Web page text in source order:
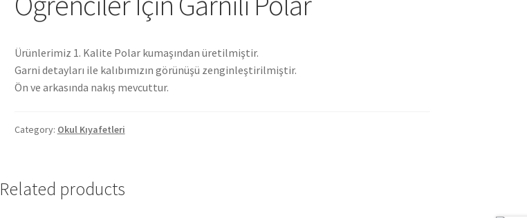
Ürünlerimiz 1. Kalite Polar kumaşından üretilmiştir.
Garni detayları ile kalıbımızın görünüşü zenginleştirilmiştir.
Ön ve arkasında nakış mevcuttur.
Category: Okul Kıyafetleri
Related products